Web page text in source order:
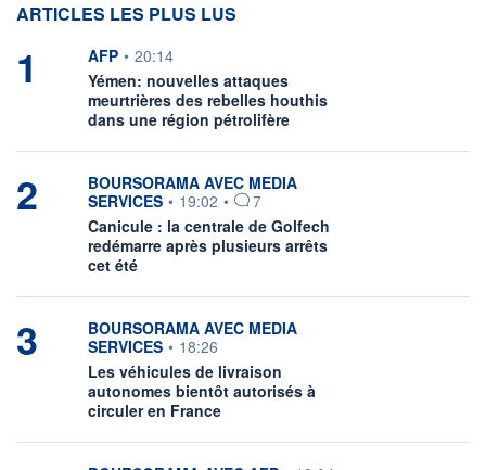
ARTICLES LES PLUS LUS
1 information fournie par
AFP • 20:14
Yémen: nouvelles attaques
meurtrières des rebelles houthis
dans une région pétrolifère
2 information fournie par
BOURSORAMA AVEC MEDIA
SERVICES • 19:02 •
7
Canicule : la centrale de Golfech
redémarre après plusieurs arrêts
cet été
3 information fournie par
BOURSORAMA AVEC MEDIA
SERVICES • 18:26
Les véhicules de livraison
autonomes bientôt autorisés à
circuler en France